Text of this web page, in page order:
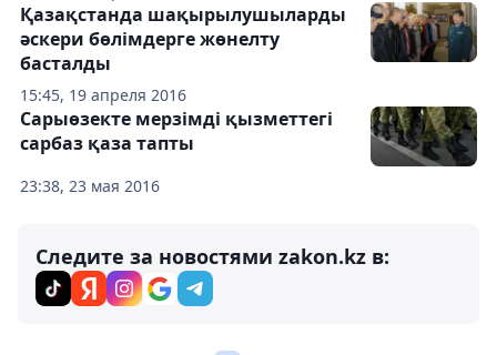
15:45, 19 апреля 2016
Қазақстанда шақырылушыларды
әскери бөлімдерге жөнелту
басталды
23:38, 23 мая 2016
Сарыөзекте мерзімді қызметтегі
сарбаз қаза тапты
Следите за новостями zakon.kz в: